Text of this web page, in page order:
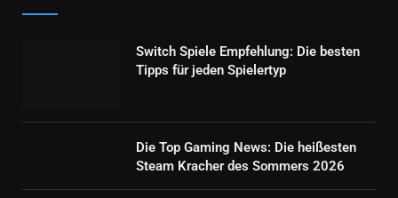
Switch Spiele Empfehlung: Die besten
Tipps für jeden Spielertyp
Die Top Gaming News: Die heißesten
Steam Kracher des Sommers 2026